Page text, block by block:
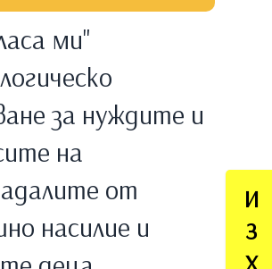
И
З
ми"
за нуждите и
на
от
насилие и